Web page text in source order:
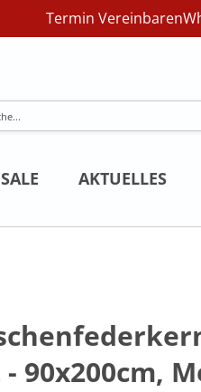
Termin Vereinbaren
SALE AKTUELLES
90x200cm,